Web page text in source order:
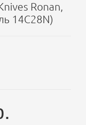
Ronan,
14C28N)